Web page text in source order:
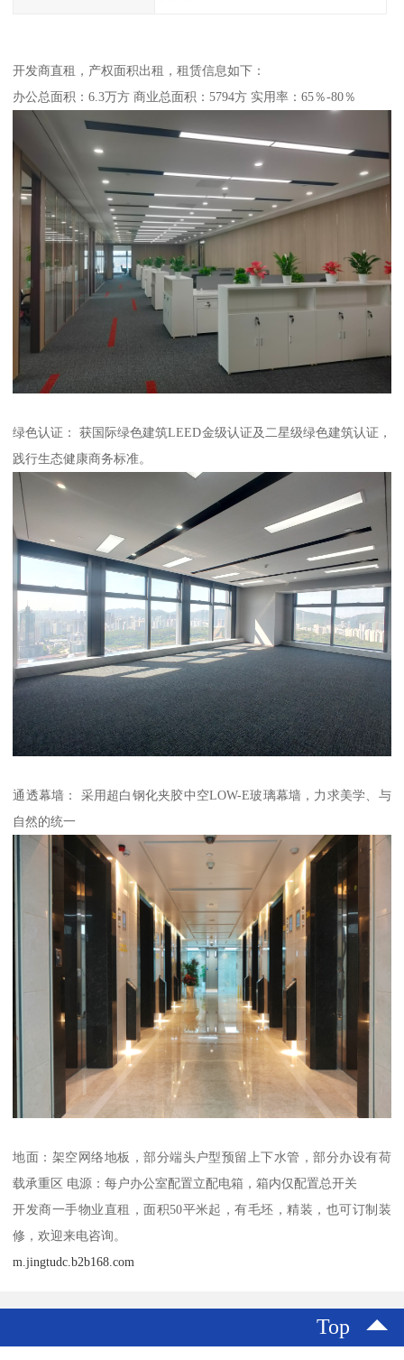
开发商直租，产权面积出租，租赁信息如下：
办公总面积：6.3万方 商业总面积：5794方 实用率：65％-80％
绿色认证： 获国际绿色建筑LEED金级认证及二星级绿色建筑认证，
践行生态健康商务标准。
通透幕墙： 采用超白钢化夹胶中空LOW-E玻璃幕墙，力求美学、与
自然的统一
地面：架空网络地板，部分端头户型预留上下水管，部分办设有荷
载承重区 电源：每户办公室配置立配电箱，箱内仅配置总开关
开发商一手物业直租，面积50平米起，有毛坯，精装，也可订制装
修，欢迎来电咨询。
m.jingtudc.b2b168.com
Top